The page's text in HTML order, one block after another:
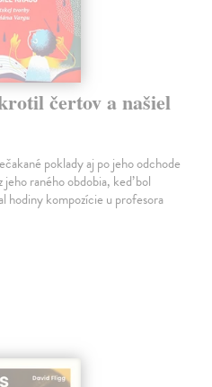
čertov a našiel
poklady aj po jeho odchode
raného obdobia, keď bol
hodiny kompozície u profesora